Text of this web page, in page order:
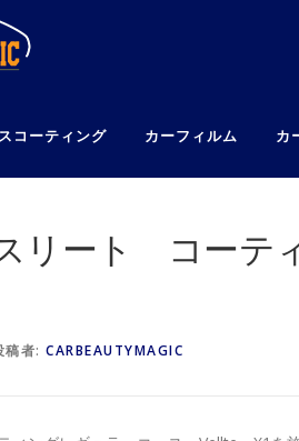
コーティング カーフィルム カ
リート コーテ
稿者: CARBEAUTYMAGIC